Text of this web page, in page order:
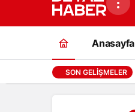
Anasayfa
SON GELIŞMELER